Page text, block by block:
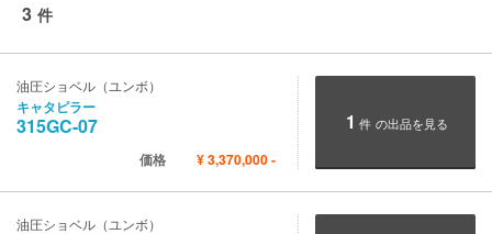
3 件
油圧ショベル（ユンボ）
キャタピラー
315GC-07
価格 ¥3,370,000-
1 件 の出品を見る
油圧ショベル（ユンボ）